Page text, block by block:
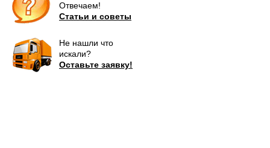
Отвечаем!
Статьи и советы
Не нашли что
искали?
Оставьте заявку!